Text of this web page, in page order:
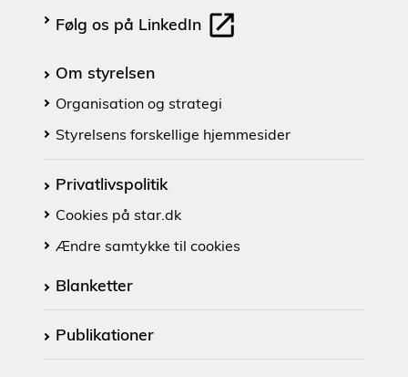
Følg os på LinkedIn
Om styrelsen
Organisation og strategi
Styrelsens forskellige hjemmesider
Privatlivspolitik
Cookies på star.dk
Ændre samtykke til cookies
Blanketter
Publikationer